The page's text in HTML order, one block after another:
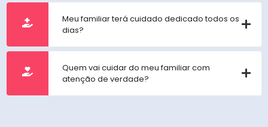
Meu familiar terá cuidado dedicado todos os
dias?
Quem vai cuidar do meu familiar com
atenção de verdade?